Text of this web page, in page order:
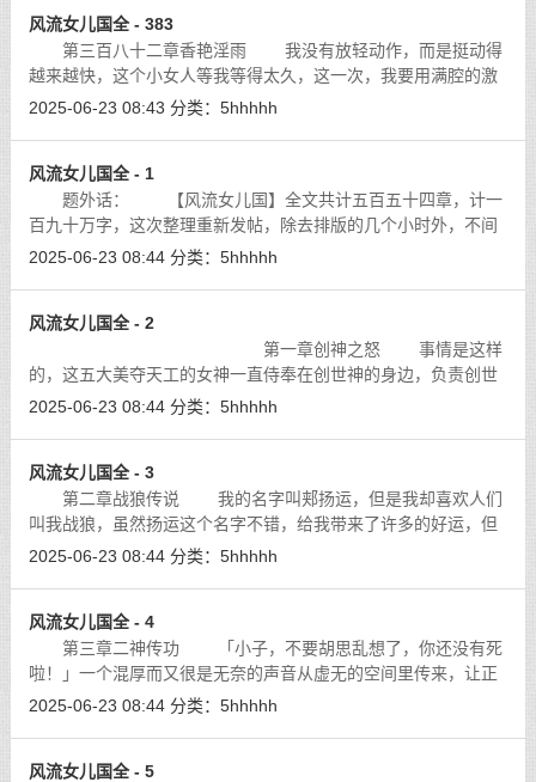
风流女儿国全 - 383
第三百八十二章香艳淫雨 我没有放轻动作，而是挺动得
越来越快，这个小女人等我等得太久，这一次，我要用满腔的激
情，回报这份迟来的疼爱，抱动着她的身体，俯下身来，把这小
2025-06-23 08:43 分类： 5hhhhh
风流女儿国全 - 1
题外话： 【风流女儿国】全文共计五百五十四章，计一
百九十万字，这次整理重新发帖，除去排版的几个小时外，不间
断的发帖耗时四个小时，枯燥，乏味，个中辛苦，发帖前是无法
2025-06-23 08:44 分类： 5hhhhh
风流女儿国全 - 2
第一章创神之怒 事情是这样
的，这五大美夺天工的女神一直侍奉在创世神的身边，负责创世
神所开辟的各个大陆的管理与保护，并且让各种不同的生命体可
2025-06-23 08:44 分类： 5hhhhh
风流女儿国全 - 3
第二章战狼传说 我的名字叫郏扬运，但是我却喜欢人们
叫我战狼，虽然扬运这个名字不错，给我带来了许多的好运，但
是我还是喜欢战狼这称呼，因为它是我经过千百场奋力拼杀赢回
2025-06-23 08:44 分类： 5hhhhh
风流女儿国全 - 4
第三章二神传功 「小子，不要胡思乱想了，你还没有死
啦！」一个混厚而又很是无奈的声音从虚无的空间里传来，让正
在无限ＹＹ的我吓了一跳，这里也有人吗？不会是和我一样的鬼
2025-06-23 08:44 分类： 5hhhhh
风流女儿国全 - 5